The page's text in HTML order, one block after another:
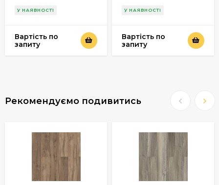
У НАЯВНОСТІ
Вартість по
запиту
У НАЯВНОСТІ
Вартість по
запиту
Рекомендуємо подивитись